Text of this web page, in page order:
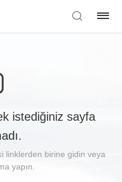
istediğiniz sayfa
linklerden birine gidin veya
yapın.